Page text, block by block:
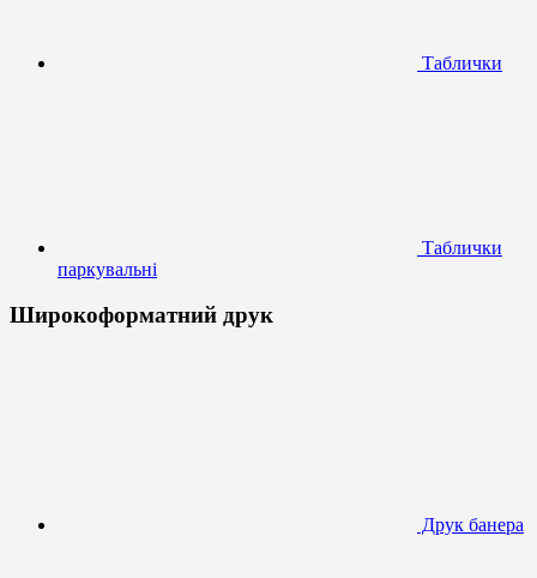
Таблички
Таблички
паркувальні
Широкоформатний друк
Друк банера